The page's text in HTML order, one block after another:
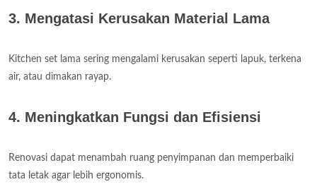
3. Mengatasi Kerusakan Material Lama
Kitchen set lama sering mengalami kerusakan seperti lapuk, terkena
air, atau dimakan rayap.
4. Meningkatkan Fungsi dan Efisiensi
Renovasi dapat menambah ruang penyimpanan dan memperbaiki
tata letak agar lebih ergonomis.